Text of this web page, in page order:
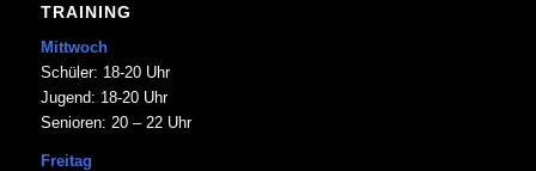
TRAINING
Mittwoch
Schüler: 18-20 Uhr
Jugend: 18-20 Uhr
Senioren: 20 – 22 Uhr
Freitag